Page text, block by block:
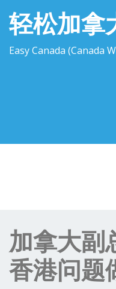
轻松加拿
Easy Canada (Canada
加拿大副
香港问题